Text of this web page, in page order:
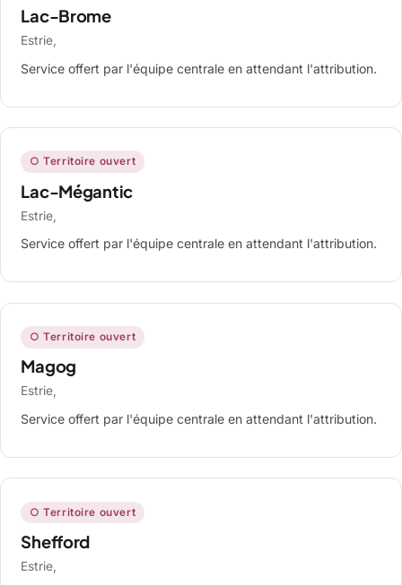
Lac-Brome
Estrie,
Service offert par l'équipe centrale en attendant l'attribution.
○ Territoire ouvert
Lac-Mégantic
Estrie,
Service offert par l'équipe centrale en attendant l'attribution.
○ Territoire ouvert
Magog
Estrie,
Service offert par l'équipe centrale en attendant l'attribution.
○ Territoire ouvert
Shefford
Estrie,